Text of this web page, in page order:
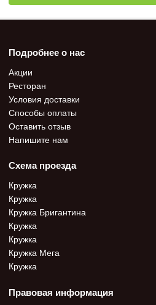
Подробнее о нас
Акции
Ресторан
Условия доставки
Способы оплаты
Оставить отзыв
Напишите нам
Схема проезда
Кружка
Кружка
Кружка Бригантина
Кружка
Кружка
Кружка Мега
Кружка
Правовая информация